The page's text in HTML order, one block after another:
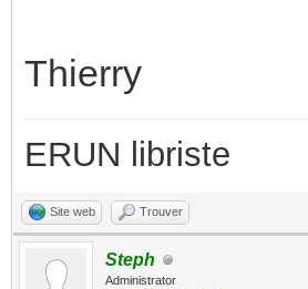
Thierry
ERUN libriste
Site web Trouver
Steph
Administrator